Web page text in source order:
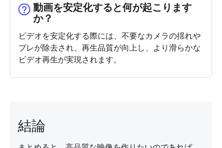
動画を安定化すると何が起こります
か？
ビデオを安定化する際には、不要なカメラの揺れや
ブレが除去され、再生品質が向上し、より滑らかな
ビデオ再生が実現されます。
結論